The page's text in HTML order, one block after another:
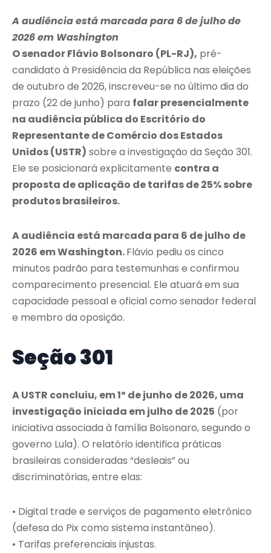
A audiência está marcada para 6 de julho de
2026 em Washington
O senador Flávio Bolsonaro (PL-RJ), pré-
candidato à Presidência da República nas eleições
de outubro de 2026, inscreveu-se no último dia do
prazo (22 de junho) para falar presencialmente
na audiência pública do Escritório do
Representante de Comércio dos Estados
Unidos (USTR) sobre a investigação da Seção 301.
Ele se posicionará explicitamente contra a
proposta de aplicação de tarifas de 25% sobre
produtos brasileiros.
A audiência está marcada para 6 de julho de
2026 em Washington.Flávio pediu os cinco
minutos padrão para testemunhas e confirmou
comparecimento presencial. Ele atuará em sua
capacidade pessoal e oficial como senador federal
e membro da oposição.
Seção 301
A USTR concluiu, em 1º de junho de 2026, uma
investigação iniciada em julho de 2025 (por
iniciativa associada à família Bolsonaro, segundo o
governo Lula). O relatório identifica práticas
brasileiras consideradas “desleais” ou
discriminatórias, entre elas:
• Digital trade e serviços de pagamento eletrônico
(defesa do Pix como sistema instantâneo).
• Tarifas preferenciais injustas.